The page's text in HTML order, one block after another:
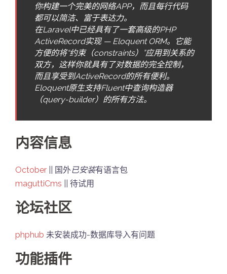
你构建一个完美的网络APP，而且每行代码
都可以简洁、富于表达力。
在Laravel中已经具有了一套高级的PHP
ActiveRecord实现 — Eloquent ORM。它能
方便的将“约束（constraints）”应用到关系的
双方，这样你就具有了对数据的完全控制，
而且享受到ActiveRecord的所有便利。
Eloquent原生支持Fluent中查询构造器
（query-builder）的所有方法。
内容信息
October || 国外已安装有语言包
maguttiCms || 待试用
论坛社区
phphub 未安装成功-数据库导入有问题
功能插件